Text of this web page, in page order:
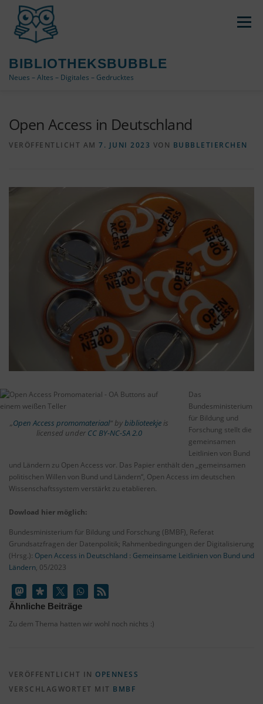
springen
BIBLIOTHEKSBUBBLE
Neues – Altes – Digitales – Gedrucktes
Menü
Open Access in Deutschland
VERÖFFENTLICHT AM 7. JUNI 2023 VON BUBBLETIERCHEN
„Open Access promomateriaal“ bybiblioteekjeis
licensed under CC BY-NC-SA 2.0
Das
Bundesministerium
für Bildung und
Forschung stellt die
gemeinsamen
Leitlinien von Bund
und Ländern zu Open Access vor. Das Papier enthält den „gemeinsamen
politischen Willen von Bund und Ländern“, Open Access im deutschen
Wissenschaftssystem verstärkt zu etablieren.
Dowload hier möglich:
Bundesministerium für Bildung und Forschung (BMBF), Referat
Grundsatzfragen der Datenpolitik; Rahmenbedingungen der Digitalisierung
(Hrsg.): Open Access in Deutschland : Gemeinsame Leitlinien von Bund und
Ländern, 05/2023
Ähnliche Beiträge
Zu dem Thema hatten wir wohl noch nichts :)
VERÖFFENTLICHT IN OPENNESS
VERSCHLAGWORTET MIT BMBF